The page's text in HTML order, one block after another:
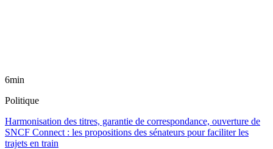
6min
Politique
Harmonisation des titres, garantie de correspondance, ouverture de
SNCF Connect : les propositions des sénateurs pour faciliter les
trajets en train